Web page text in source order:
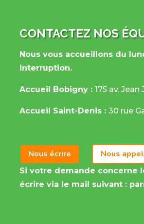
CONTACTEZ NOS
Nous vous accueillons du
interruption.
Accueil Bobigny :175 av.
Accueil Saint-Denis :30 rue
Nous écrire Nous
Si votre demande concerne
écrire via le mail suivant :